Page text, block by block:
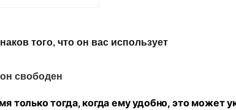
того, что он вас использует
он свободен
только тогда, когда ему удобно, это может